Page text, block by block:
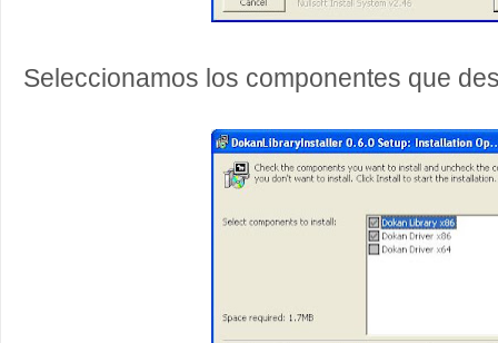
Seleccionamos los componentes que